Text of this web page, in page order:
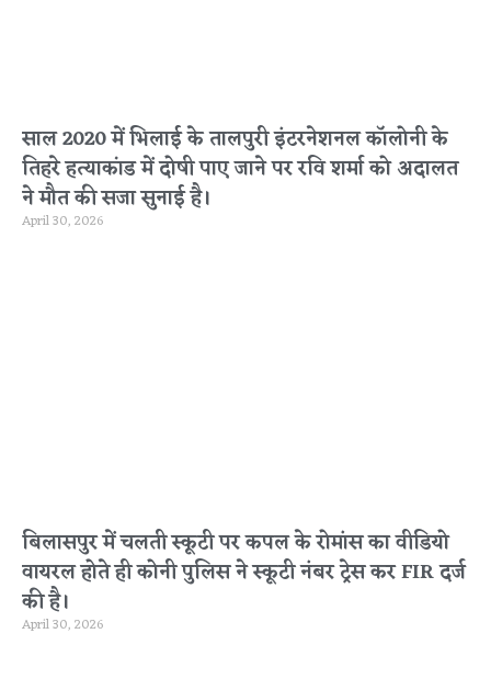
साल 2020 में भिलाई के तालपुरी इंटरनेशनल कॉलोनी के
तिहरे हत्याकांड में दोषी पाए जाने पर रवि शर्मा को अदालत
ने मौत की सजा सुनाई है।
April 30, 2026
बिलासपुर में चलती स्कूटी पर कपल के रोमांस का वीडियो
वायरल होते ही कोनी पुलिस ने स्कूटी नंबर ट्रेस कर FIR दर्ज
की है।
April 30, 2026